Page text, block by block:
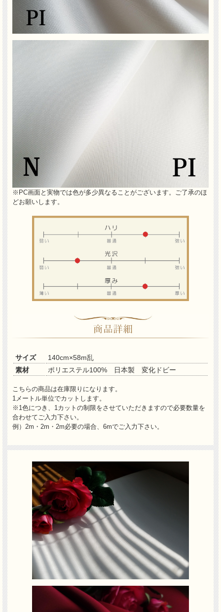
※PC画面と実物では色が多少異なることがございます。ご了承のほ
どお願いします。
サイズ
140cm×58m乱
素材
ポリエステル100% 日本製 変化ドビー
こちらの商品は在庫限りになります。
1メートル単位でカットします。
※1色につき、1カットの制限をさせていただきますので必要数量を
合わせてご入力下さい。
例）2m・2m・2m必要の場合、6mでご入力下さい。